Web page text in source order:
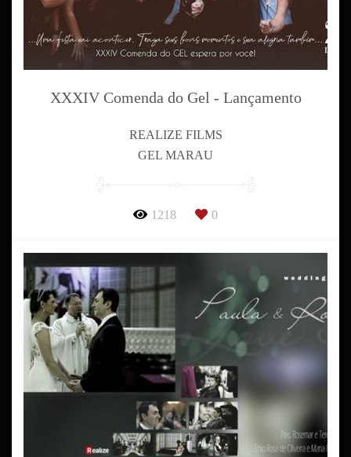
XXXIV Comenda do Gel - Lançamento
REALIZE FILMS
GEL MARAU
1218 0